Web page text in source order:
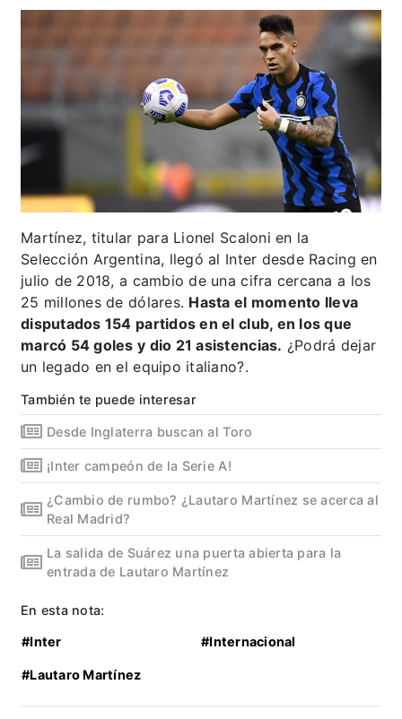
Martínez, titular para Lionel Scaloni en la
Selección Argentina, llegó al Inter desde Racing en
julio de 2018, a cambio de una cifra cercana a los
25 millones de dólares. Hasta el momento lleva
disputados 154 partidos en el club, en los que
marcó 54 goles y dio 21 asistencias. ¿Podrá dejar
un legado en el equipo italiano?.
También te puede interesar
Desde Inglaterra buscan al Toro
¡Inter campeón de la Serie A!
¿Cambio de rumbo? ¿Lautaro Martínez se acerca al
Real Madrid?
La salida de Suárez una puerta abierta para la
entrada de Lautaro Martínez
En esta nota:
#Inter #Internacional
#Lautaro Martínez